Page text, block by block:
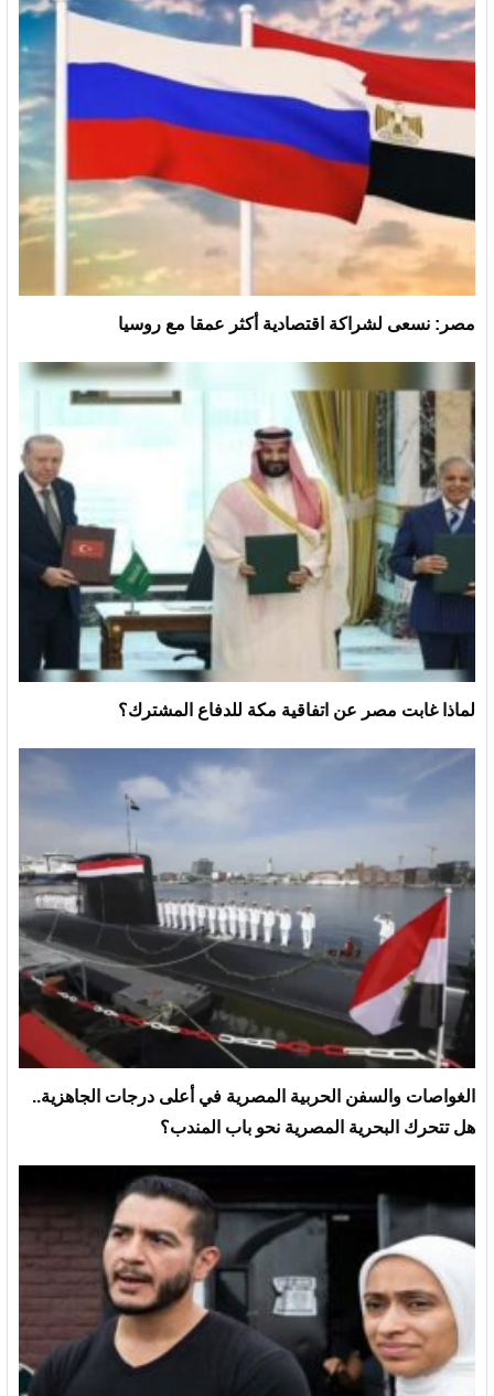
مصر: نسعى لشراكة اقتصادية أكثر عمقا مع روسيا
لماذا غابت مصر عن اتفاقية مكة للدفاع المشترك؟
الغواصات والسفن الحربية المصرية في أعلى درجات الجاهزية..
هل تتحرك البحرية المصرية نحو باب المندب؟